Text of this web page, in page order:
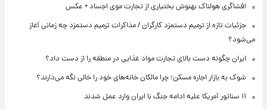
افشاگری هولناک بهنوش بختیاری از تجارت موی اجساد + عکس
جزئیات تازه از ترمیم دستمزد کارگران / مذاکرات ترمیم دستمزد چه زمانی آغاز
می‌شود؟
ایران چگونه دست بالای تجارت مواد غذایی در منطقه را از دست داد؟
شوک به بازار اجاره مسکن؛ چرا مالکان خانه‌های خود را خالی نگه می‌دارند؟
۱۱ سناتور آمریکا علیه ادامه جنگ با ایران وارد عمل شدند